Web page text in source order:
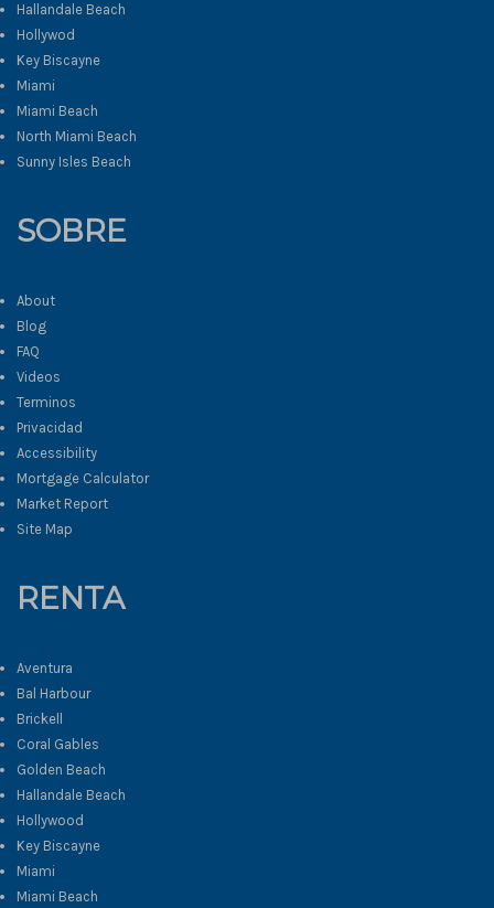
Hallandale Beach
Hollywod
Key Biscayne
Miami
Miami Beach
North Miami Beach
Sunny Isles Beach
SOBRE
About
Blog
FAQ
Videos
Terminos
Privacidad
Accessibility
Mortgage Calculator
Market Report
Site Map
RENTA
Aventura
Bal Harbour
Brickell
Coral Gables
Golden Beach
Hallandale Beach
Hollywood
Key Biscayne
Miami
Miami Beach